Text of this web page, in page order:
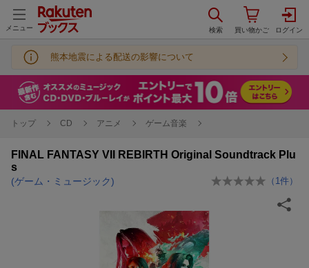
メニュー
熊本地震による配送の影響について
トップ CD アニメ ゲーム音楽
FINAL FANTASY VII REBIRTH Original Soundtrack Plu
s
(ゲーム・ミュージック) （ 1 件）